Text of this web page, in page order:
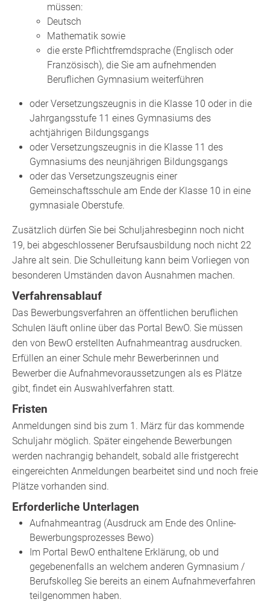
müssen:
Deutsch
Mathematik sowie
die erste Pflichtfremdsprache (Englisch oder
Französisch), die Sie am aufnehmenden
Beruflichen Gymnasium weiterführen
oder Versetzungszeugnis in die Klasse 10 oder in die
Jahrgangsstufe 11 eines Gymnasiums des
achtjährigen Bildungsgangs
oder Versetzungszeugnis in die Klasse 11 des
Gymnasiums des neunjährigen Bildungsgangs
oder das Versetzungszeugnis einer
Gemeinschaftsschule am Ende der Klasse 10 in eine
gymnasiale Oberstufe.
Zusätzlich dürfen Sie bei Schuljahresbeginn noch nicht
19, bei abgeschlossener Berufsausbildung noch nicht 22
Jahre alt sein. Die Schulleitung kann beim Vorliegen von
besonderen Umständen davon Ausnahmen machen.
Verfahrensablauf
Das Bewerbungsverfahren an öffentlichen beruflichen
Schulen läuft online über das Portal BewO. Sie müssen
den von BewO erstellten Aufnahmeantrag ausdrucken.
Erfüllen an einer Schule mehr Bewerberinnen und
Bewerber die Aufnahmevoraussetzungen als es Plätze
gibt, findet ein Auswahlverfahren statt.
Fristen
Anmeldungen sind bis zum 1. März für das kommende
Schuljahr möglich. Später eingehende Bewerbungen
werden nachrangig behandelt, sobald alle fristgerecht
eingereichten Anmeldungen bearbeitet sind und noch freie
Plätze vorhanden sind.
Erforderliche Unterlagen
Aufnahmeantrag (Ausdruck am Ende des Online-
Bewerbungsprozesses Bewo)
Im Portal BewO enthaltene Erklärung, ob und
gegebenenfalls an welchem anderen Gymnasium /
Berufskolleg Sie bereits an einem Aufnahmeverfahren
teilgenommen haben.